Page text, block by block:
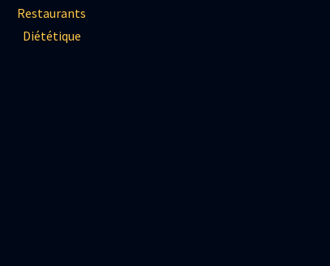
Restaurants
Diététique